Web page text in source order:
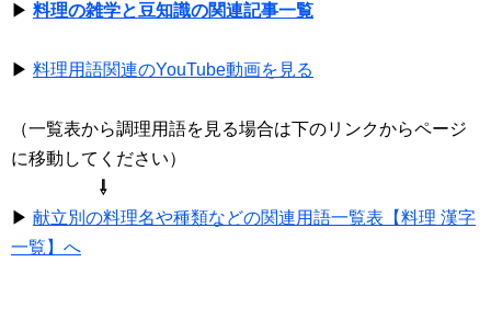
▶ 料理の雑学と豆知識の関連記事一覧
▶ 料理用語関連のYouTube動画を見る
（一覧表から調理用語を見る場合は下のリンクからページ
に移動してください）
⇩
▶ 献立別の料理名や種類などの関連用語一覧表【料理 漢字
一覧】へ